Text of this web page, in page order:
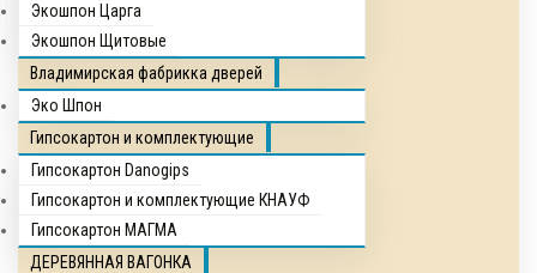
Экошпон Царга
Экошпон Щитовые
Владимирская фабрикка дверей
Эко Шпон
Гипсокартон и комплектующие
Гипсокартон Danogips
Гипсокартон и комплектующие КНАУФ
Гипсокартон МАГМА
ДЕРЕВЯННАЯ ВАГОНКА